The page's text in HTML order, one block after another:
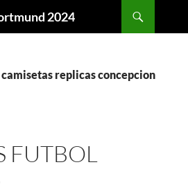
2024
replicas concepcion
FUTBOL